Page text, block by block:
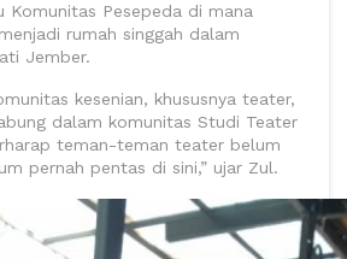
Komunitas Pesepeda di mana
rumah singgah dalam
Jember.
kesenian, khususnya teater,
dalam komunitas Studi Teater
teman-teman teater belum
pernah pentas di sini,” ujar Zul.